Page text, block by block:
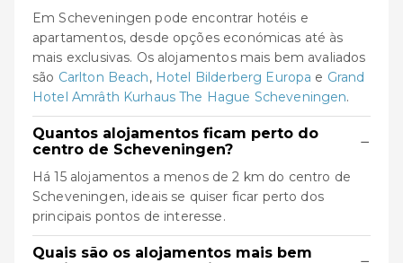
Em Scheveningen pode encontrar hotéis e
apartamentos, desde opções económicas até às
mais exclusivas. Os alojamentos mais bem avaliados
são Carlton Beach, Hotel Bilderberg Europa e Grand
Hotel Amrâth Kurhaus The Hague Scheveningen.
Quantos alojamentos ficam perto do
centro de Scheveningen?
−
Há 15 alojamentos a menos de 2 km do centro de
Scheveningen, ideais se quiser ficar perto dos
principais pontos de interesse.
Quais são os alojamentos mais bem